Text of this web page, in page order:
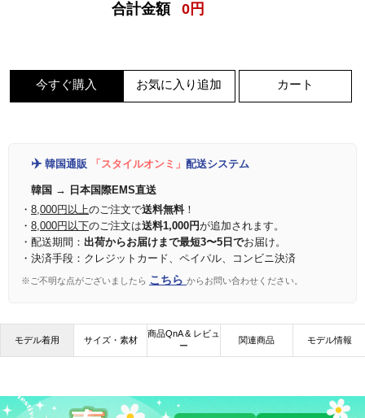
合計金額 0 円
今すぐ購入 お気に入り追加 カート
✈️ 韓国通販 「スタイルオンミ」 配送システム
韓国 → 日本国際EMS直送
・ 8,000円以上のご注文で送料無料！
・ 8,000円以下のご注文は送料1,000円が追加されます。
・配送期間： 出荷からお届けまで最短3〜5日でお届け。
・決済手段：クレジットカード、ペイパル、コンビニ決済
※ご不明な点がございましたら こちら からお問い合わせください。
モデル着用 サイズ・素材
商品QnA & レビュ
ー
関連商品 モデル情報